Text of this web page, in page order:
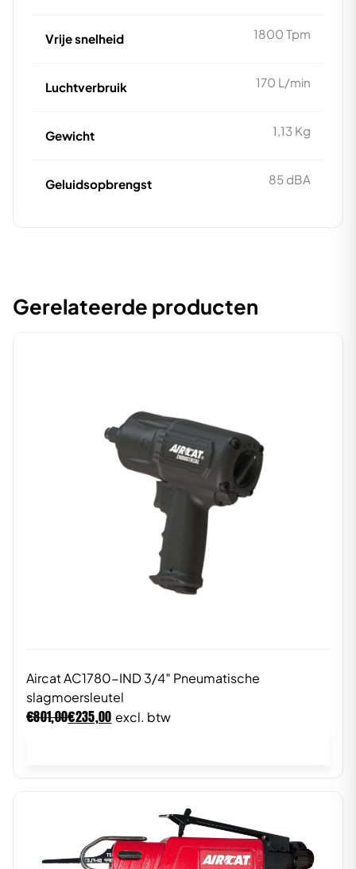
Vrije snelheid 1800 Tpm
Luchtverbruik 170 L/min
Gewicht 1,13 Kg
Geluidsopbrengst 85 dBA
Gerelateerde producten
Aircat AC1780-IND 3/4″ Pneumatische
slagmoersleutel
€801,00€235,00 excl. btw